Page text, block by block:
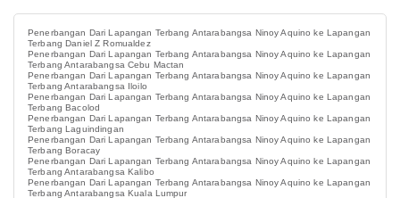
Penerbangan Dari Lapangan Terbang Antarabangsa Ninoy Aquino ke Lapangan
Terbang Daniel Z Romualdez
Penerbangan Dari Lapangan Terbang Antarabangsa Ninoy Aquino ke Lapangan
Terbang Antarabangsa Cebu Mactan
Penerbangan Dari Lapangan Terbang Antarabangsa Ninoy Aquino ke Lapangan
Terbang Antarabangsa Iloilo
Penerbangan Dari Lapangan Terbang Antarabangsa Ninoy Aquino ke Lapangan
Terbang Bacolod
Penerbangan Dari Lapangan Terbang Antarabangsa Ninoy Aquino ke Lapangan
Terbang Laguindingan
Penerbangan Dari Lapangan Terbang Antarabangsa Ninoy Aquino ke Lapangan
Terbang Boracay
Penerbangan Dari Lapangan Terbang Antarabangsa Ninoy Aquino ke Lapangan
Terbang Antarabangsa Kalibo
Penerbangan Dari Lapangan Terbang Antarabangsa Ninoy Aquino ke Lapangan
Terbang Antarabangsa Kuala Lumpur